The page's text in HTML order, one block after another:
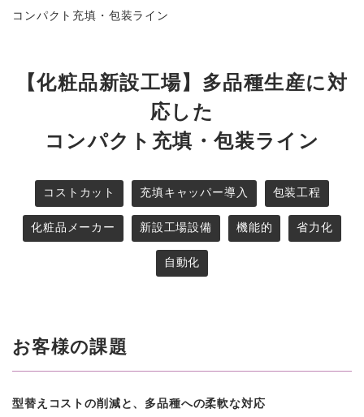
コンパクト充填・包装ライン
【化粧品新設工場】多品種生産に対
応した
コンパクト充填・包装ライン
コストカット 充填キャッパー導入 包装工程
化粧品メーカー 新設工場設備 機能的 省力化
自動化
お客様の課題
型替えコストの削減と、多品種への柔軟な対応